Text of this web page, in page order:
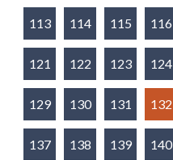
113 114 115 116
121 122 123 124
129 130 131 132
137 138 139 140